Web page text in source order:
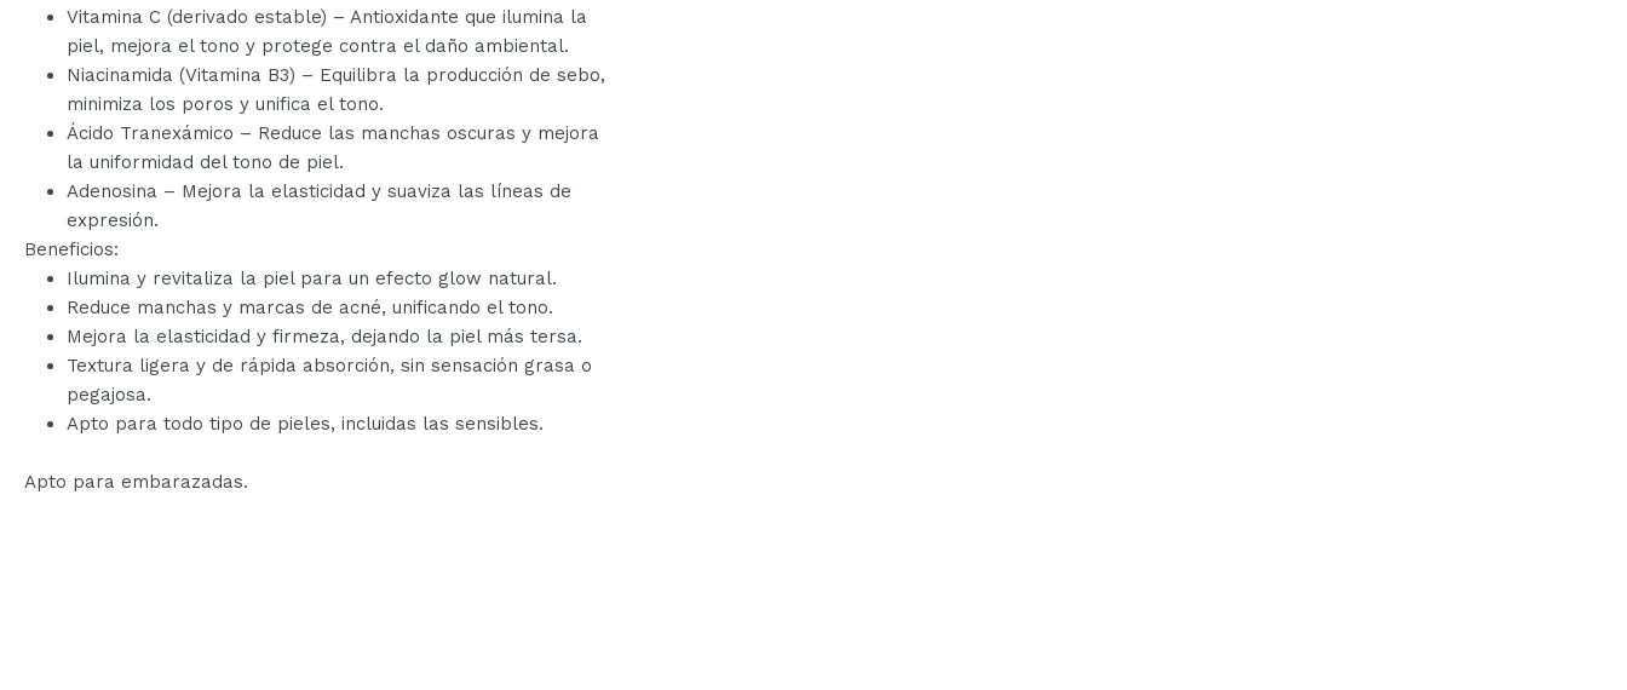
Vitamina C (derivado estable) – Antioxidante que ilumina la
piel, mejora el tono y protege contra el daño ambiental.
Niacinamida (Vitamina B3) – Equilibra la producción de sebo,
minimiza los poros y unifica el tono.
Ácido Tranexámico – Reduce las manchas oscuras y mejora
la uniformidad del tono de piel.
Adenosina – Mejora la elasticidad y suaviza las líneas de
expresión.
Beneficios:
Ilumina y revitaliza la piel para un efecto glow natural.
Reduce manchas y marcas de acné, unificando el tono.
Mejora la elasticidad y firmeza, dejando la piel más tersa.
Textura ligera y de rápida absorción, sin sensación grasa o
pegajosa.
Apto para todo tipo de pieles, incluidas las sensibles.
Apto para embarazadas.